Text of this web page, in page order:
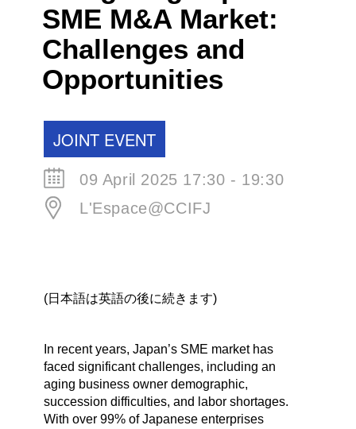
SME M&A Market:
Challenges and
Opportunities
JOINT EVENT
09 April 2025 17:30 - 19:30
L'Espace@CCIFJ
(日本語は英語の後に続きます)
In recent years, Japan’s SME market has
faced significant challenges, including an
aging business owner demographic,
succession difficulties, and labor shortages.
With over 99% of Japanese enterprises